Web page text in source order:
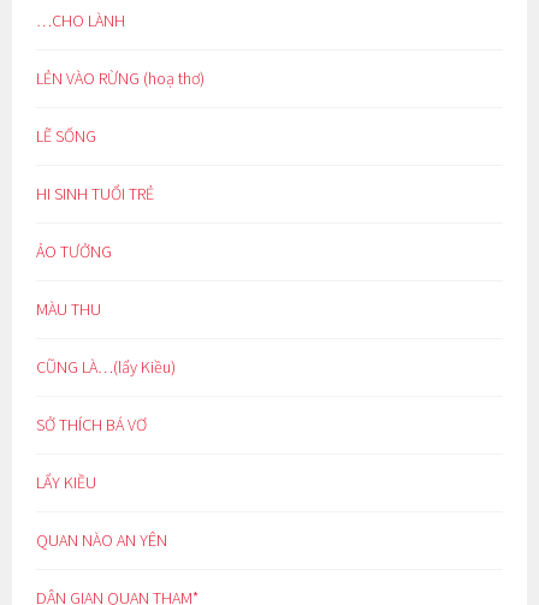
…CHO LÀNH
LẺN VÀO RỪNG (hoạ thơ)
LẼ SỐNG
HI SINH TUỔI TRẺ
ẢO TƯỞNG
MÀU THU
CŨNG LÀ…(lẩy Kiều)
SỞ THÍCH BÁ VƠ
LẨY KIỀU
QUAN NÀO AN YÊN
DÂN GIAN QUAN THAM*